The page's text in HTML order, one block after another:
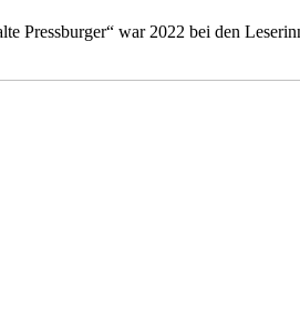
Pressburger“ war 2022 bei den